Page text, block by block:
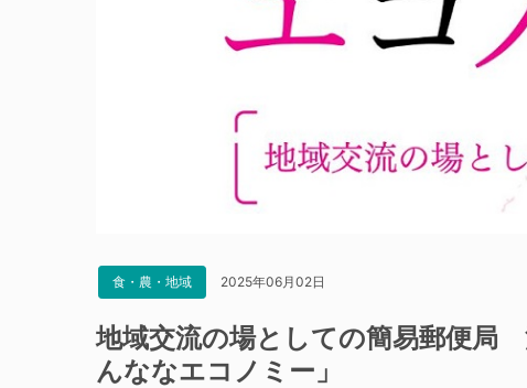
食・農・地域 2025年06月02日
地域交流の場としての簡易郵便
んななエコノミー」